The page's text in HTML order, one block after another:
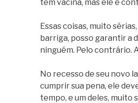
tem vacina, mas ele é
Essas coisas, muito
barriga, posso garantir a
ninguém. Pelo contrário.
No recesso de seu novo
cumprir sua pena, ele
tempo, e um deles, muito